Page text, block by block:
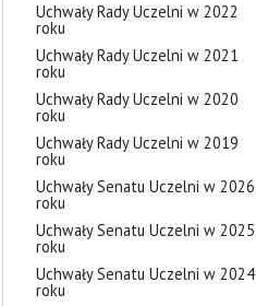
Uchwały Rady Uczelni w 2022
roku
Uchwały Rady Uczelni w 2021
roku
Uchwały Rady Uczelni w 2020
roku
Uchwały Rady Uczelni w 2019
roku
Uchwały Senatu Uczelni w 2026
roku
Uchwały Senatu Uczelni w 2025
roku
Uchwały Senatu Uczelni w 2024
roku